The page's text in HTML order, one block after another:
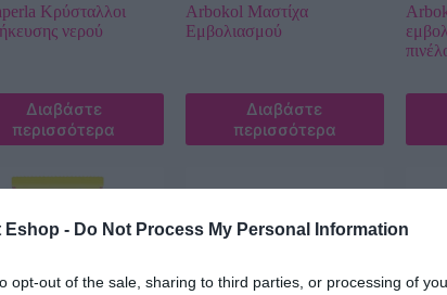
Eshop - Do Not Process My Personal Information
opt-out of the sale, sharing to third parties, or processing of
Κρύσταλλοι
νερού
Διαβάστε
περισσότερα
Arbokol Μαστίχα
Εμβολιασμού
Διαβάστε
περισσότερα